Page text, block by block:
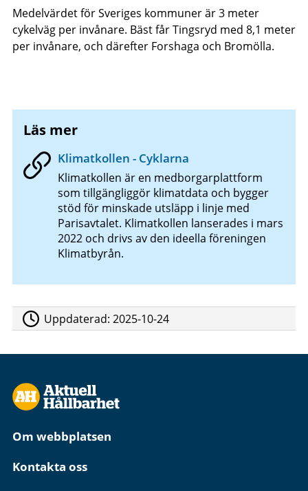
Medelvärdet för Sveriges kommuner är 3 meter
cykelväg per invånare. Bäst får Tingsryd med 8,1 meter
per invånare, och därefter Forshaga och Bromölla.
Läs mer
Klimatkollen - Cyklarna
Klimatkollen är en medborgarplattform
som tillgängliggör klimatdata och bygger
stöd för minskade utsläpp i linje med
Parisavtalet. Klimatkollen lanserades i mars
2022 och drivs av den ideella föreningen
Klimatbyrån.
Uppdaterad:2025-10-24
Om webbplatsen
Kontakta oss